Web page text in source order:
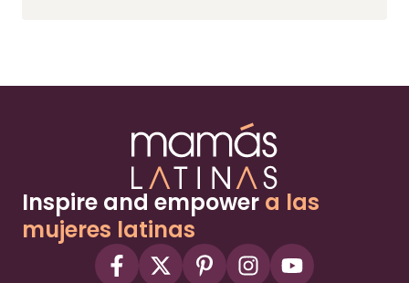
Inspire and empower a las
mujeres latinas